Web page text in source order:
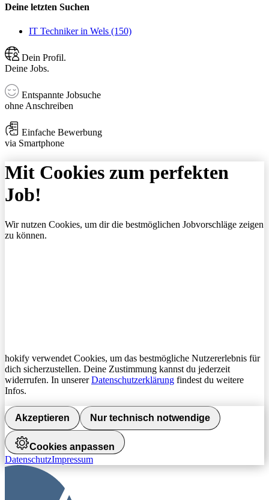
Deine letzten Suchen
IT Techniker in Wels (150)
Dein Profil.
Deine Jobs.
Entspannte Jobsuche
ohne Anschreiben
Einfache Bewerbung
via Smartphone
Mit Cookies zum perfekten
Job!
Wir nutzen Cookies, um dir die bestmöglichen Jobvorschläge zeigen
zu können.
hokify verwendet Cookies, um das bestmögliche Nutzererlebnis für
dich sicherzustellen. Deine Zustimmung kannst du jederzeit
widerrufen. In unsererDatenschutzerklärung findest du weitere
Infos.
Akzeptieren Nur technisch notwendige
Cookies anpassen
DatenschutzImpressum